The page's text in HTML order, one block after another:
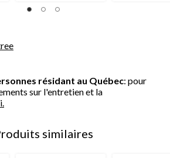
résidant au Québec: pour
sur l'entretien et la
similaires